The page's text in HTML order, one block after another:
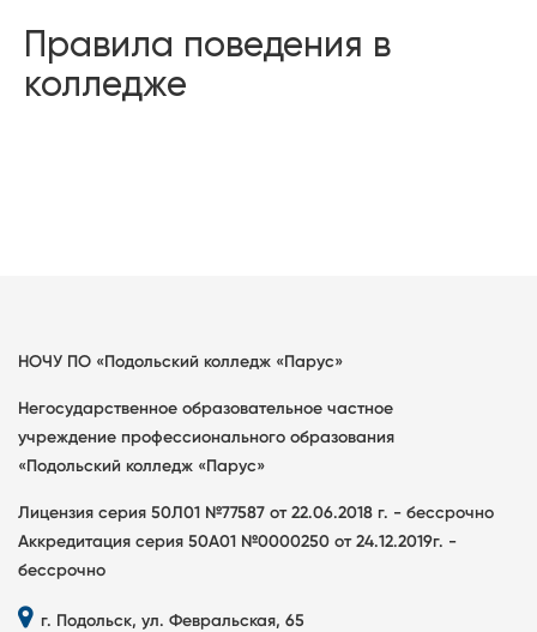
Правила поведения в
колледже
НОЧУ ПО «Подольский колледж «Парус»
Негосударственное образовательное частное
учреждение профессионального образования
«Подольский колледж «Парус»
Лицензия серия 50Л01 №77587 от 22.06.2018 г. - бессрочно
Аккредитация серия 50А01 №0000250 от 24.12.2019г. -
бессрочно
г. Подольск, ул. Февральская, 65